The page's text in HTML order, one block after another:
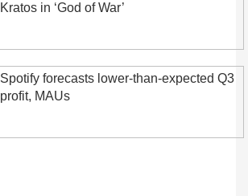
Kratos in ‘God of War’
Spotify forecasts lower-than-expected Q3
profit, MAUs